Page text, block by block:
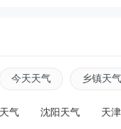
今天天气 乡镇天气
气 沈阳天气 天